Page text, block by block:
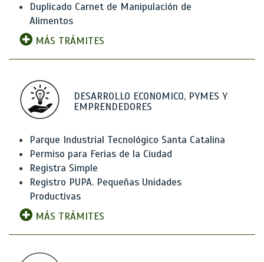
Duplicado Carnet de Manipulación de
Alimentos
MÁS TRÁMITES
DESARROLLO ECONOMICO, PYMES Y
EMPRENDEDORES
Parque Industrial Tecnológico Santa Catalina
Permiso para Ferias de la Ciudad
Registra Simple
Registro PUPA. Pequeñas Unidades
Productivas
MÁS TRÁMITES